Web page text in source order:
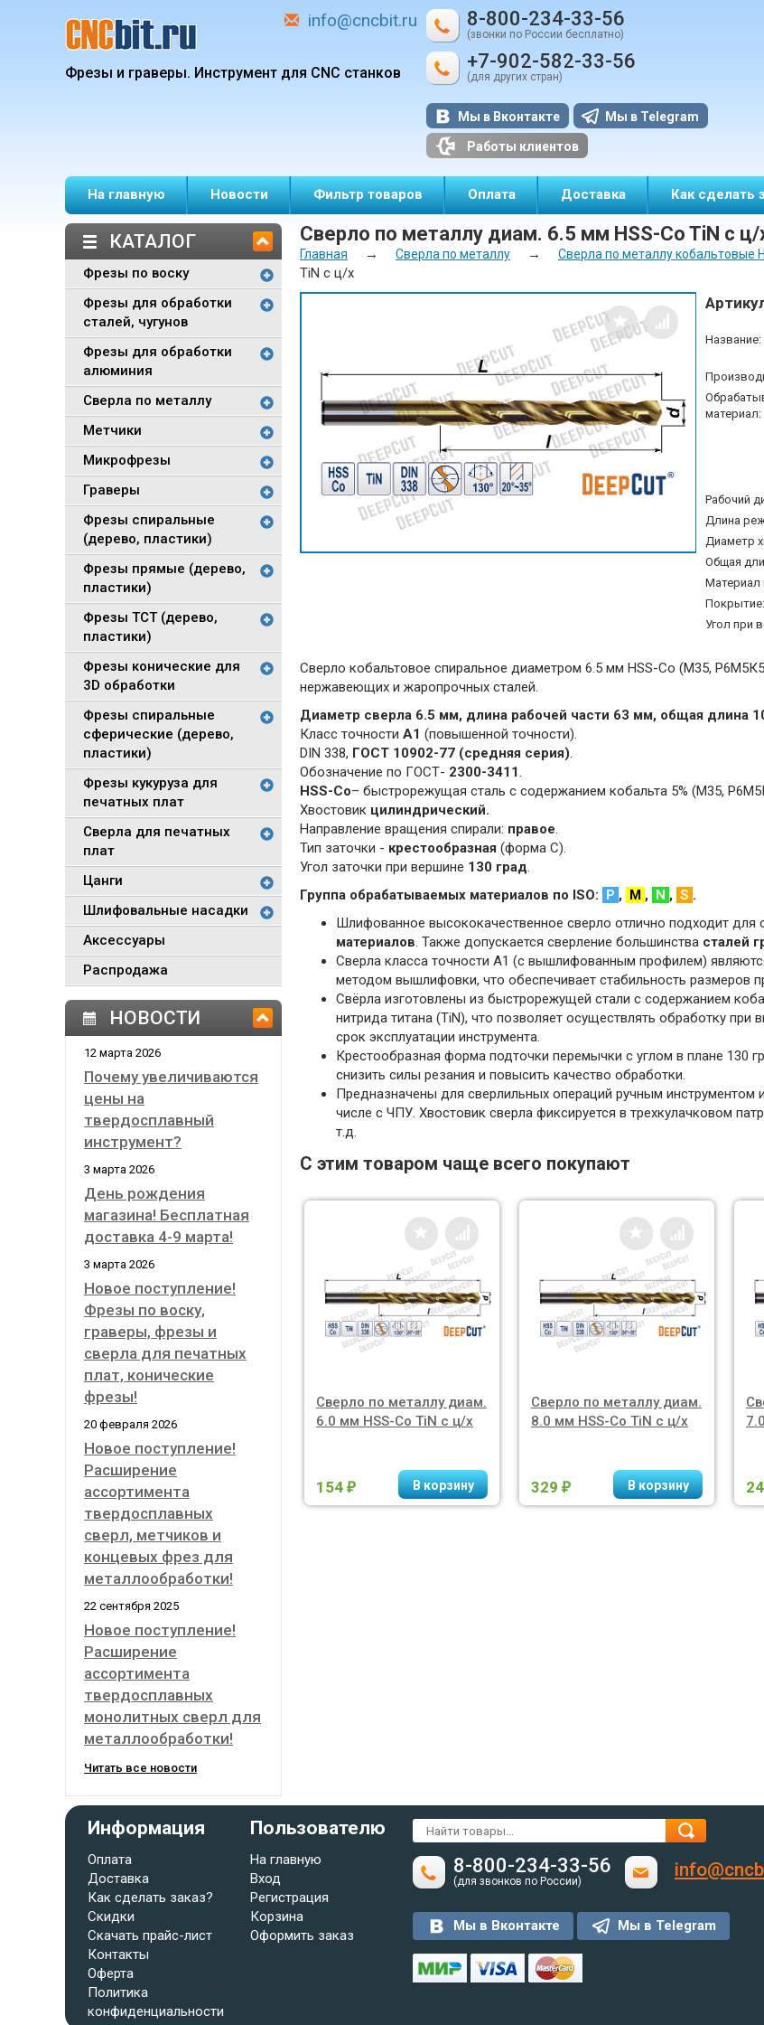
info@cncbit.ru
Фрезы и граверы. Инструмент для CNC станков
8-800-234-33-56
(звонки по России бесплатно)
+7-902-582-33-56
(для других стран)
Мы в Вконтакте Мы в Telegram
Работы клиентов
На главную Новости Фильтр товаров Оплата Доставка Как сделать
КАТАЛОГ
Фрезы по воску
Фрезы для обработки
сталей, чугунов
Фрезы для обработки
алюминия
Сверла по металлу
Метчики
Микрофрезы
Граверы
Фрезы спиральные
(дерево, пластики)
Фрезы прямые (дерево,
пластики)
Фрезы TCT (дерево,
пластики)
Фрезы конические для
3D обработки
Фрезы спиральные
сферические (дерево,
пластики)
Фрезы кукуруза для
печатных плат
Сверла для печатных
плат
Цанги
Шлифовальные насадки
Аксессуары
Распродажа
НОВОСТИ
12 марта 2026
Почему увеличиваются
цены на
твердосплавный
инструмент?
3 марта 2026
День рождения
магазина! Бесплатная
доставка 4-9 марта!
3 марта 2026
Новое поступление!
Фрезы по воску,
граверы, фрезы и
сверла для печатных
плат, конические
фрезы!
20 февраля 2026
Новое поступление!
Расширение
ассортимента
твердосплавных
сверл, метчиков и
концевых фрез для
металлообработки!
22 сентября 2025
Новое поступление!
Расширение
ассортимента
твердосплавных
монолитных сверл для
металлообработки!
Читать все новости
Сверло по металлу диам. 6.5 мм HSS-Co TiN с ц/
Главная → Сверла по металлу → Сверла по металлу кобальтовые
TiN с ц/х
Название:
материал:
Рабочий
Длина
Диаметр
Общая
Материал
Покрытие:
Угол при
Сверло кобальтовое спиральное диаметром 6.5 мм HSS-Сo (М35,
нержавеющих и жаропрочных сталей.
Диаметр сверла 6.5 мм, длина рабочей части 63 мм, общая длина
Класс точности А1 (повышенной точности).
DIN 338, ГОСТ 10902-77 (средняя серия).
Обозначение по ГОСТ- 2300-3411.
HSS-Co– быстрорежущая сталь с содержанием кобальта 5% (M35,
Хвостовик цилиндрический.
Направление вращения спирали: правое.
Тип заточки - крестообразная (форма C).
Угол заточки при вершине 130 град.
Группа обрабатываемых материалов по ISO: P , M , N , S .
Шлифованное высококачественное сверло отлично подходит для
материалов. Также допускается сверление большинства сталей
Сверла класса точности А1 (с вышлифованным профилем)
методом вышлифовки, что обеспечивает стабильность размеров
Свёрла изготовлены из быстрорежущей стали с содержанием
нитрида титана (TiN), что позволяет осуществлять обработку при
срок эксплуатации инструмента.
Крестообразная форма подточки перемычки с углом в плане 130
снизить силы резания и повысить качество обработки.
Предназначены для сверлильных операций ручным инструментом
числе с ЧПУ. Хвостовик сверла фиксируется в трехкулачковом
т.д.
С этим товаром чаще всего покупают
Сверло по металлу диам.
6.0 мм HSS-Co TiN с ц/х
154 ₽
Сверло по металлу диам.
8.0 мм HSS-Co TiN с ц/х
329 ₽
Информация
Оплата
Доставка
Как сделать заказ?
Скидки
Скачать прайс-лист
Контакты
Оферта
Политика
конфиденциальности
Пользователю
На главную
Вход
Регистрация
Корзина
Оформить заказ
8-800-234-33-56
(для звонков по России)
Мы в Вконтакте Мы в Telegram